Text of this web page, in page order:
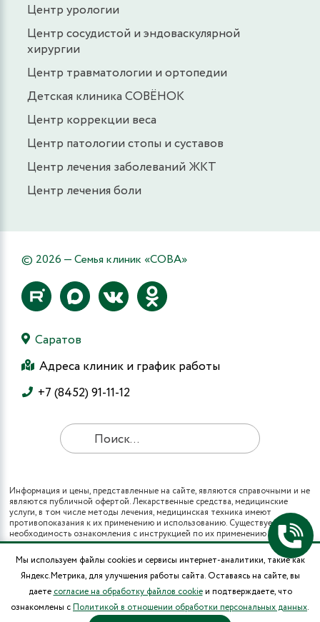
Центр урологии
Центр сосудистой и эндоваскулярной
хирургии
Центр травматологии и ортопедии
Детская клиника СОВЁНОК
Центр коррекции веса
Центр патологии стопы и суставов
Центр лечения заболеваний ЖКТ
Центр лечения боли
© 2026 — Семья клиник «СОВА»
Саратов
Адреса клиник и график работы
+7 (8452) 91-11-12
Информация и цены, представленные на сайте, являются справочными и не
являются публичной офертой. Лекарственные средства, медицинские
услуги, в том числе методы лечения, медицинская техника имеют
противопоказания к их применению и использованию. Существует
необходимость ознакомления с инструкцией по их применению и
получения консультации специалистов.
Все виды медицинских услуг вы также можете получить в рамках
программы государственных гарантий бесплатного оказания гражданам
медицинской помощи и территориальных программ государственных
гарантий бесплатного оказания гражданам медицинской помощи (при
наличии полиса ОМС в муниципальных поликлиниках города).
* Цены на операции носят информационный характер и могут изменяться в
зависимости от сложности и использования расходных материалов.
Мы используем файлы cookies и сервисы интернет-аналитики, такие как
Яндекс.Метрика, для улучшения работы сайта. Оставаясь на сайте, вы
даете согласие на обработку файлов cookieи подтверждаете, что
ознакомлены сПолитикой в отношении обработки персональных данных.